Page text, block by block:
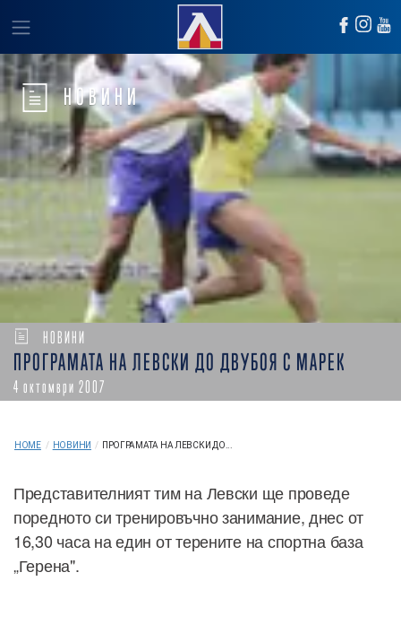
НОВИНИ
НОВИНИ
ПРОГРАМАТА НА ЛЕВСКИ ДО ДВУБОЯ С МАРЕК
4 октомври 2007
HOME / НОВИНИ / ПРОГРАМАТА НА ЛЕВСКИ ДО...
Представителният тим на Левски ще проведе
поредното си тренировъчно занимание, днес от
16,30 часа на един от терените на спортна база
„Герена".